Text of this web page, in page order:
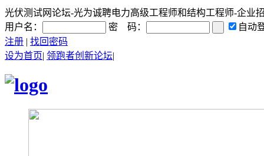
光伏测试网论坛-光为诚聘电力高级工程师和结构工程师-企业
用户名：
密 码：
自动
注册 | 找回密码
设为首页| 领跑者创新论坛|